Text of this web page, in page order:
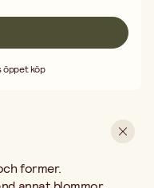
personliga
idéer.
öppet köp
former.